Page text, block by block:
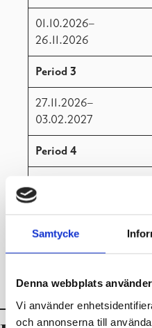
Samtycke
Denna webbplats
Vi använder
och annonserna till
01.10.2026–
26.11.2026
Period 3
27.11.2026–
03.02.2027
Period 4
06.04.2027
Period 5
05.06.2027